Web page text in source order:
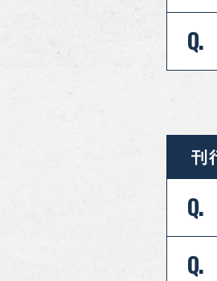
Q.
刊
Q.
Q.